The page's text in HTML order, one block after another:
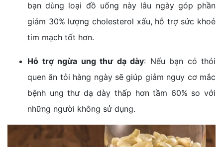
bạn dùng loại đồ uống này lâu ngày góp phần
giảm 30% lượng cholesterol xấu, hỗ trợ sức khoẻ
tim mạch tốt hơn.
Hỗ trợ ngừa ung thư dạ dày: Nếu bạn có thói
quen ăn tỏi hàng ngày sẽ giúp giảm nguy cơ mắc
bệnh ung thư dạ dày thấp hơn tầm 60% so với
những người không sử dụng.